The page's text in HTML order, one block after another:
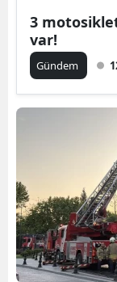
3 motosiklet
var!
Gündem